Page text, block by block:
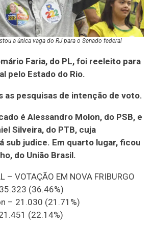
a única vaga do RJ para o Senado federal
Faria, do PL, foi reeleito para
pelo Estado do Rio.
as pesquisas de intenção de voto.
é Alessandro Molon, do PSB, e
Silveira, do PTB, cuja
sub judice. Em quarto lugar, ficou
do União Brasil.
– VOTAÇÃO EM NOVA FRIBURGO
(36.46%)
– 21.030 (21.71%)
(22.14%)